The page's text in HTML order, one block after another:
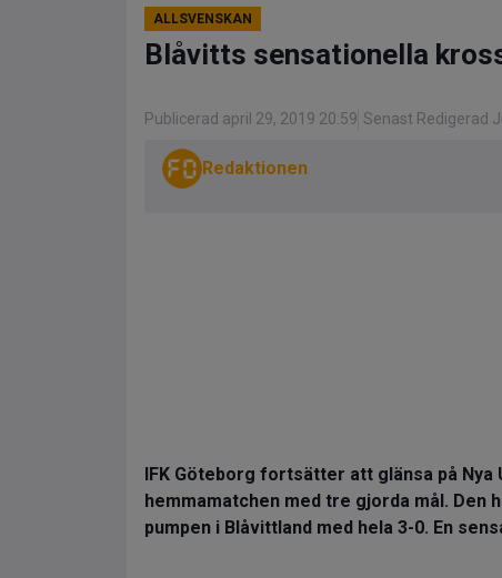
ALLSVENSKAN
Blåvitts sensationella
Publicerad april 29, 2019 20:59 Senast Redigerad
Redaktionen
IFK Göteborg fortsätter att glänsa på
hemmamatchen med tre gjorda mål. Den
pumpen i Blåvittland med hela 3-0. En